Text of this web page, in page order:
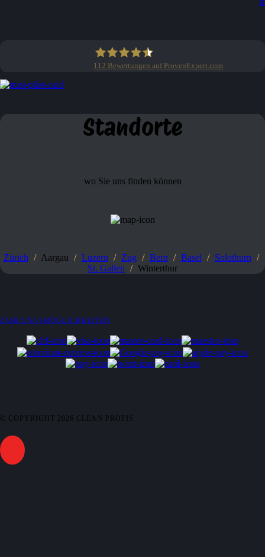
112 Bewertungen auf ProvenExpert.com
Standorte
wo Sie uns finden können
Zürich / Aargau / Luzern / Zug / Bern / Basel / Solothurn /
St. Gallen / Winterthur
ZAHLUNGSMÖGLICHKEITEN
© COPYRIGHT 2026 CLEAN PROFIS